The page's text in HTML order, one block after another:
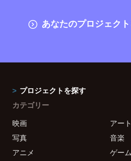
あなたのプロジェク
プロジェクトを探す
カテゴリー
映画
アート
写真
音楽
アニメ
ゲーム